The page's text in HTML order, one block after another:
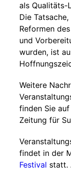
als Qualitäts-
Die
Reformen
und
wurden, ist
Weitere
finden Sie
Zeitung für
findet in der
Festival statt.